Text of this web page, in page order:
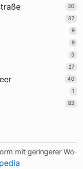
20
37
9
9
3
27
40
1
83
mit ge­rin­ge­rer Wo­